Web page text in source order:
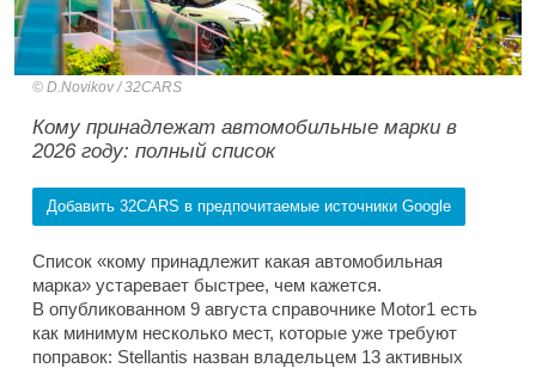
D.Novikov / 32CARS
Кому принадлежат автомобильные марки в
2026 году: полный список
Добавить 32CARS в предпочитаемые источники Google
Список «кому принадлежит какая автомобильная
марка» устаревает быстрее, чем кажется.
В опубликованном 9 августа справочнике Motor1 есть
как минимум несколько мест, которые уже требуют
поправок: Stellantis назван владельцем 13 активных